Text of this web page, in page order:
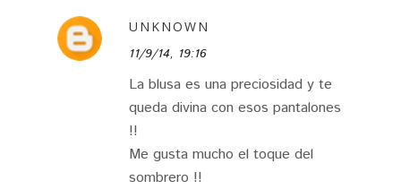
UNKNOWN
11/9/14, 19:16
La blusa es una preciosidad y te
queda divina con esos pantalones
!!
Me gusta mucho el toque del
sombrero !!